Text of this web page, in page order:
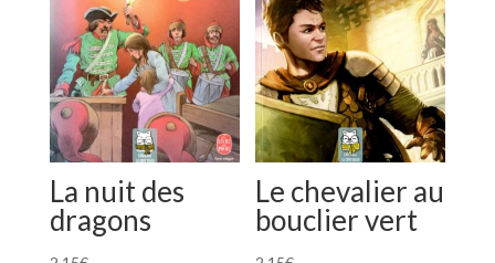
La nuit des
dragons
Le chevalier au
bouclier vert